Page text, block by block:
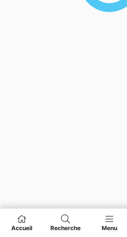
Accueil Recherche Menu